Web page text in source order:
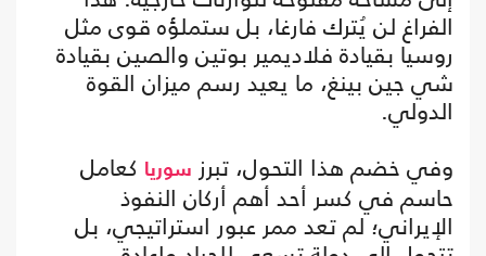
الفراغ لن يُترك فارغا، بل ستملؤه قوى مثل
روسيا بقيادة فلاديمير بوتين والصين بقيادة
شي جين بينغ، ما يعيد رسم ميزان القوة
الدولي.
وفي خضم هذا التحول، تبرز سوريا كعامل
حاسم في كسر أحد أهم أركان النفوذ
الإيراني؛ لم تعد ممر عبور استراتيجي، بل